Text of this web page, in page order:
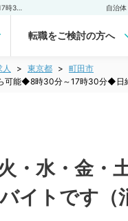
自治
転職をご検討の方へ
東京都
町田市
可能◆8時30分～17時30分◆
火・水・金
イトです（